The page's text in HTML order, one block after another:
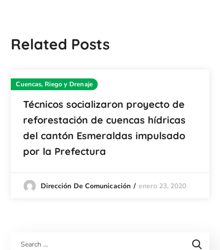
Related Posts
Cuencas, Riego y Drenaje
Técnicos socializaron proyecto de
reforestación de cuencas hídricas
del cantón Esmeraldas impulsado
por la Prefectura
Dirección De Comunicación enero 23, 2020